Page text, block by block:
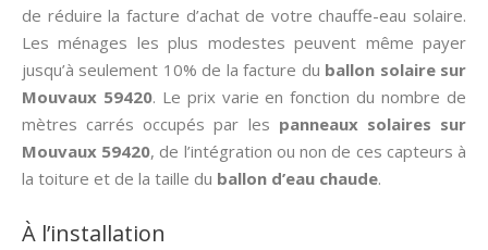
de réduire la facture d’achat de votre chauffe-eau solaire.
Les ménages les plus modestes peuvent même payer
jusqu’à seulement 10% de la facture du ballon solaire sur
Mouvaux 59420. Le prix varie en fonction du nombre de
mètres carrés occupés par les panneaux solaires sur
Mouvaux 59420, de l’intégration ou non de ces capteurs à
la toiture et de la taille du ballon d’eau chaude.
À l’installation